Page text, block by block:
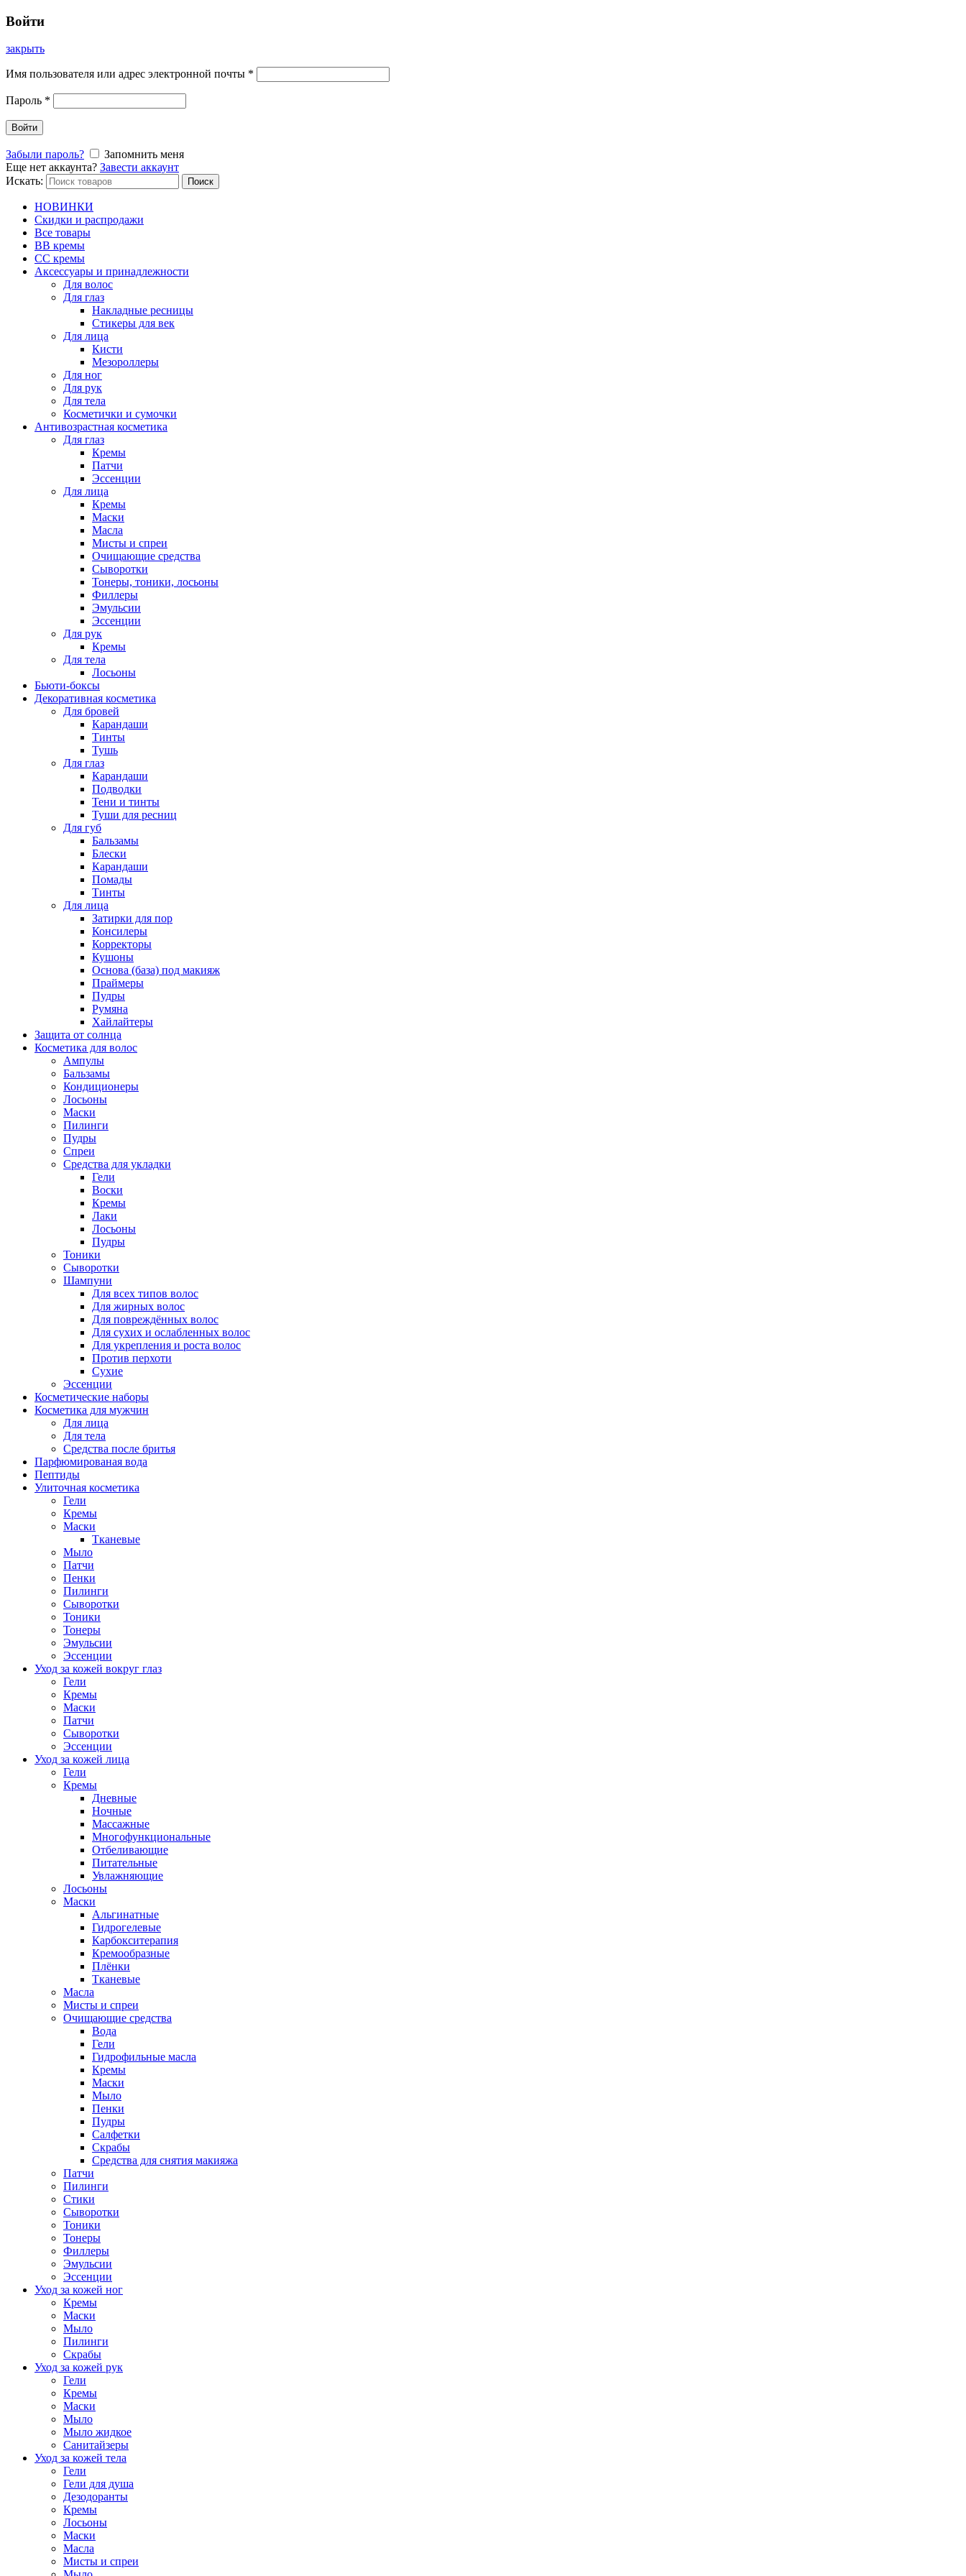
Войти
закрыть
Имя пользователя или адрес электронной почты *
Пароль *
Войти
Забыли пароль?
Запомнить меня
Еще нет аккаунта? Завести аккаунт
Искать:
Поиск
НОВИНКИ
Скидки и распродажи
Все товары
BB кремы
CC кремы
Аксессуары и принадлежности
Для волос
Для глаз
Накладные ресницы
Стикеры для век
Для лица
Кисти
Мезороллеры
Для ног
Для рук
Для тела
Косметички и сумочки
Антивозрастная косметика
Для глаз
Кремы
Патчи
Эссенции
Для лица
Кремы
Маски
Масла
Мисты и спреи
Очищающие средства
Сыворотки
Тонеры, тоники, лосьоны
Филлеры
Эмульсии
Эссенции
Для рук
Кремы
Для тела
Лосьоны
Бьюти-боксы
Декоративная косметика
Для бровей
Карандаши
Тинты
Тушь
Для глаз
Карандаши
Подводки
Тени и тинты
Туши для ресниц
Для губ
Бальзамы
Блески
Карандаши
Помады
Тинты
Для лица
Затирки для пор
Консилеры
Корректоры
Кушоны
Основа (база) под макияж
Праймеры
Пудры
Румяна
Хайлайтеры
Защита от солнца
Косметика для волос
Ампулы
Бальзамы
Кондиционеры
Лосьоны
Маски
Пилинги
Пудры
Спреи
Средства для укладки
Гели
Воски
Кремы
Лаки
Лосьоны
Пудры
Тоники
Сыворотки
Шампуни
Для всех типов волос
Для жирных волос
Для повреждённых волос
Для сухих и ослабленных волос
Для укрепления и роста волос
Против перхоти
Сухие
Эссенции
Косметические наборы
Косметика для мужчин
Для лица
Для тела
Средства после бритья
Парфюмированая вода
Пептиды
Улиточная косметика
Гели
Кремы
Маски
Тканевые
Мыло
Патчи
Пенки
Пилинги
Сыворотки
Тоники
Тонеры
Эмульсии
Эссенции
Уход за кожей вокруг глаз
Гели
Кремы
Маски
Патчи
Сыворотки
Эссенции
Уход за кожей лица
Гели
Кремы
Дневные
Ночные
Массажные
Многофункциональные
Отбеливающие
Питательные
Увлажняющие
Лосьоны
Маски
Альгинатные
Гидрогелевые
Карбокситерапия
Кремообразные
Плёнки
Тканевые
Масла
Мисты и спреи
Очищающие средства
Вода
Гели
Гидрофильные масла
Кремы
Маски
Мыло
Пенки
Пудры
Салфетки
Скрабы
Средства для снятия макияжа
Патчи
Пилинги
Стики
Сыворотки
Тоники
Тонеры
Филлеры
Эмульсии
Эссенции
Уход за кожей ног
Кремы
Маски
Мыло
Пилинги
Скрабы
Уход за кожей рук
Гели
Кремы
Маски
Мыло
Мыло жидкое
Санитайзеры
Уход за кожей тела
Гели
Гели для душа
Дезодоранты
Кремы
Лосьоны
Маски
Масла
Мисты и спреи